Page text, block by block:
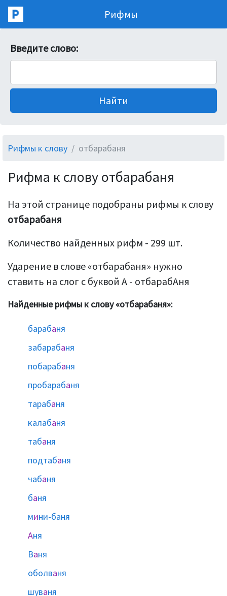
Рифмы
Введите слово:
Рифмы к слову отбарабаня
Рифма к слову отбарабаня
На этой странице подобраны рифмы к слову
отбарабаня
Количество найденных рифм - 299 шт.
Ударение в слове «отбарабаня» нужно
ставить на слог с буквой А - отбарабАня
Найденные рифмы к слову «отбарабаня»:
барабаня
забарабаня
побарабаня
пробарабаня
тарабаня
калабаня
табаня
подтабаня
чабаня
баня
мини-баня
Аня
Ваня
оболваня
шуваня